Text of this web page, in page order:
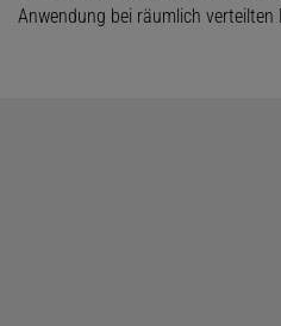
Anwendung bei räumlich verteilten